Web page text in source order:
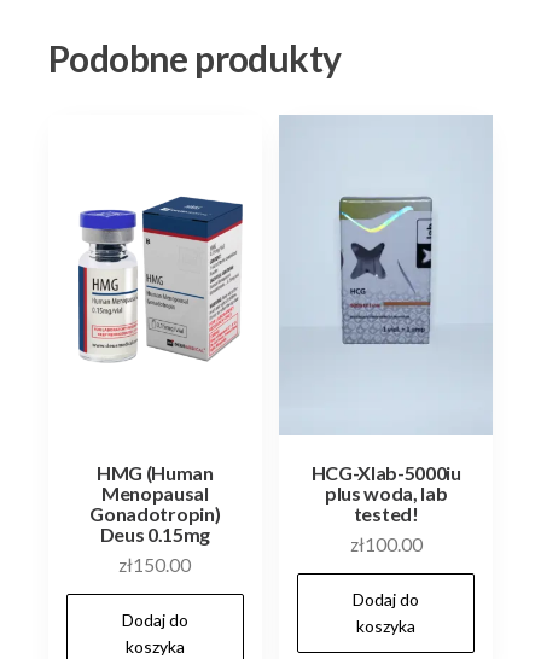
Podobne produkty
HMG (Human
Menopausal
Gonadotropin)
Deus 0.15mg
zł150.00
Dodaj do
koszyka
HCG-Xlab-5000iu
plus woda, lab
tested!
zł100.00
Dodaj do
koszyka